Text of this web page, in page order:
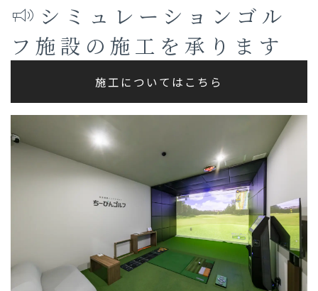
シミュレーションゴル
フ施設の施工を承ります
施工についてはこちら